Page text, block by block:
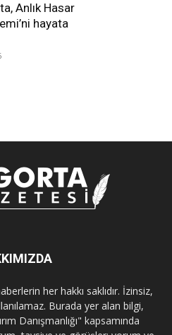
Anlık Hasar
hayata
her hakkı saklıdır. İzinsiz,
Burada yer alan bilgi,
Danışmanlığı" kapsamında